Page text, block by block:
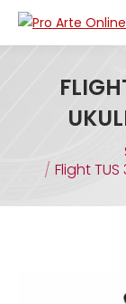
springen
Sie befinden
Flight